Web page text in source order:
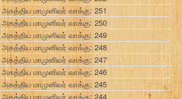
மாமுனிவர் வாக்கு: 251
அகத்திய மாமுனிவர் வாக்கு: 250
அகத்திய மாமுனிவர் வாக்கு: 249
அகத்திய மாமுனிவர் வாக்கு: 248
அகத்திய மாமுனிவர் வாக்கு: 247
அகத்திய மாமுனிவர் வாக்கு: 246
அகத்திய மாமுனிவர் வாக்கு: 245
அகத்திய மாமுனிவர் வாக்கு: 244